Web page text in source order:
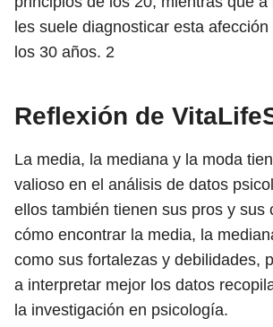
les suele diagnosticar esta
los 30 años. 2
Reflexión de
La media, la mediana y la moda
valioso en el análisis de datos
ellos también tienen sus pros y sus
cómo encontrar la media, la
como sus fortalezas y debilidades,
a interpretar mejor los datos
la investigación en psicología.